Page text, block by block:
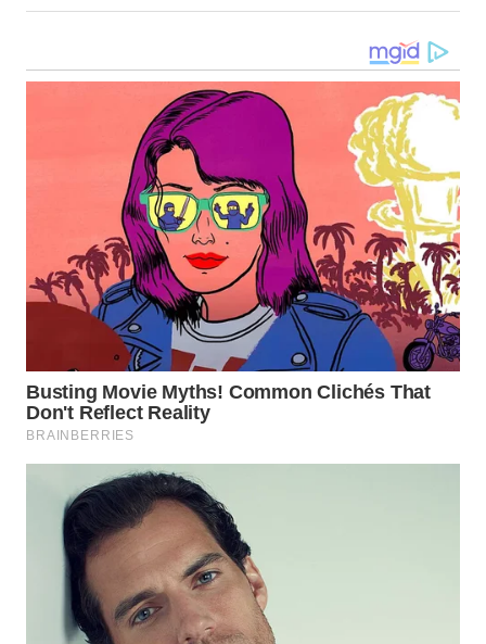
SERDANG
PAKPAK
WN
KARAWANG
WN
BEKASI
BOGOR
WN
WN